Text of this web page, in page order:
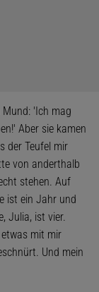
Mund: 'Ich mag
Aber sie kamen
der Teufel mir
von anderthalb
stehen. Auf
ist ein Jahr und
Julia, ist vier.
mit mir
Und mein